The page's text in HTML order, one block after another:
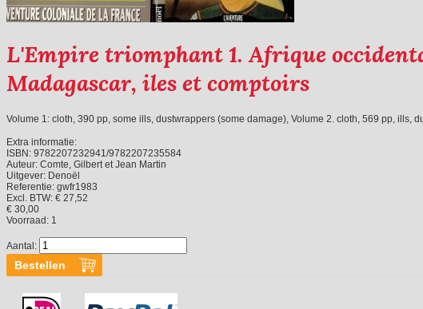
L'Empire triomphant 1. Afrique
Madagascar, iles et comptoirs
Volume 1: cloth, 390 pp, some ills, dustwrappers (some damage), Volume 2. cloth, 569 pp, ills,
Extra informatie:
ISBN: 9782207232941/9782207235584
Auteur: Comte, Gilbert et Jean Martin
Uitgever: Denoël
Referentie: gwfr1983
Excl. BTW: € 27,52
€ 30,00
Voorraad: 1
Aantal: